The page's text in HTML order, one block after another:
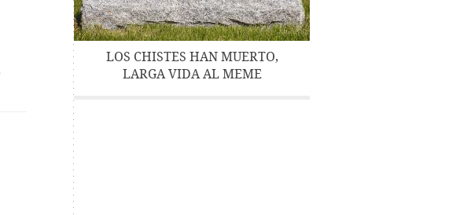
LOS CHISTES HAN MUERTO,
LARGA VIDA AL MEME